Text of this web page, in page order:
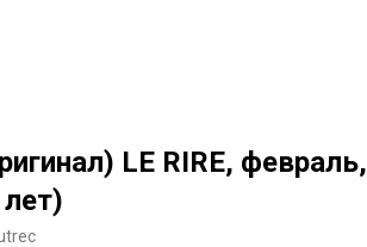
LE RIRE, февраль,